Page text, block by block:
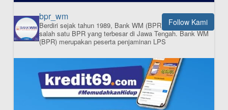
ISI APLIKASI SEKARANG
Follow Kami
bpr_wm
Berdiri sejak tahun 1989, Bank WM (BPR) merupakan
salah satu BPR yang terbesar di Jawa Tengah.Bank WM
(BPR) merupakan peserta penjaminan LPS